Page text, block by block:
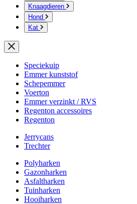
Knaagdieren
Hond
Kat
Speciekuip
Emmer kunststof
Schepemmer
Voerton
Emmer verzinkt / RVS
Regenton accessoires
Regenton
Jerrycans
Trechter
Polyharken
Gazonharken
Asfaltharken
Tuinharken
Hooiharken